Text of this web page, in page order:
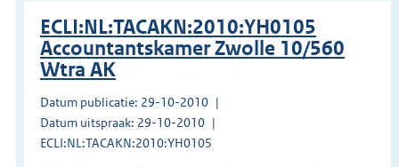
ECLI:NL:TACAKN:2010:YH0105
Accountantskamer Zwolle 10/560
Wtra AK
Datum publicatie: 29-10-2010
Datum uitspraak: 29-10-2010
ECLI:NL:TACAKN:2010:YH0105